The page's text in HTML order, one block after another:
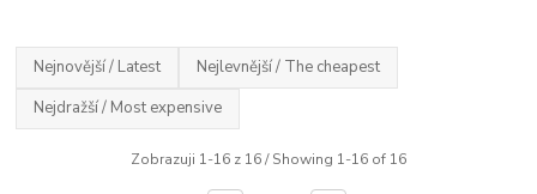
Nejnovější / Latest
Nejlevnější / The cheapest
Nejdražší / Most expensive
Zobrazuji 1-16 z 16 / Showing 1-16 of 16